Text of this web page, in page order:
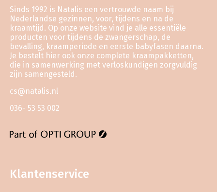
Sinds 1992 is Natalis een vertrouwde naam bij
Nederlandse gezinnen, voor, tijdens en na de
kraamtijd. Op onze website vind je alle essentiële
producten voor tijdens de zwangerschap, de
bevalling, kraamperiode en eerste babyfasen daarna.
Je bestelt hier ook onze complete kraampakketten,
die in samenwerking met verloskundigen zorgvuldig
zijn samengesteld.
cs@natalis.nl
036- 53 53 002
Klantenservice